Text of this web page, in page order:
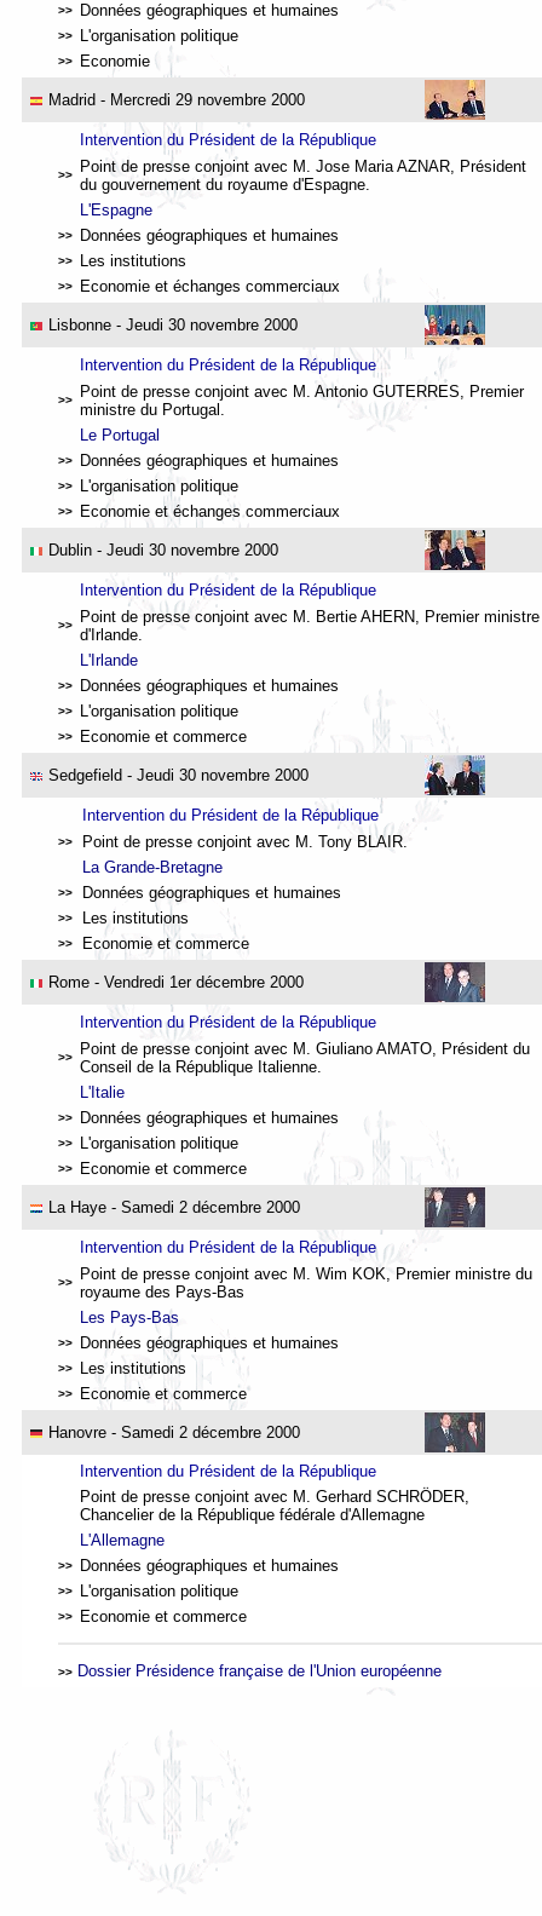
>> Données géographiques et humaines
>> L'organisation politique
>> Economie
Madrid - Mercredi 29 novembre 2000
Intervention du Président de la République
>>
Point de presse conjoint avec M. Jose Maria AZNAR, Président
du gouvernement du royaume d'Espagne.
L'Espagne
>> Données géographiques et humaines
>> Les institutions
>> Economie et échanges commerciaux
Lisbonne - Jeudi 30 novembre 2000
Intervention du Président de la République
>>
Point de presse conjoint avec M. Antonio GUTERRES, Premier
ministre du Portugal.
Le Portugal
>> Données géographiques et humaines
>> L'organisation politique
>> Economie et échanges commerciaux
Dublin - Jeudi 30 novembre 2000
Intervention du Président de la République
>>
Point de presse conjoint avec M. Bertie AHERN, Premier ministre
d'Irlande.
L'Irlande
>> Données géographiques et humaines
>> L'organisation politique
>> Economie et commerce
Sedgefield - Jeudi 30 novembre 2000
Intervention du Président de la République
>>
Point de presse conjoint avec M. Tony BLAIR.
La Grande-Bretagne
>> Données géographiques et humaines
>> Les institutions
>> Economie et commerce
Rome - Vendredi 1er décembre 2000
Intervention du Président de la République
>>
Point de presse conjoint avec M. Giuliano AMATO, Président du
Conseil de la République Italienne.
L'Italie
>> Données géographiques et humaines
>> L'organisation politique
>> Economie et commerce
La Haye - Samedi 2 décembre 2000
Intervention du Président de la République
>>
Point de presse conjoint avec M. Wim KOK, Premier ministre du
royaume des Pays-Bas
Les Pays-Bas
>> Données géographiques et humaines
>> Les institutions
>> Economie et commerce
Hanovre - Samedi 2 décembre 2000
Intervention du Président de la République
Point de presse conjoint avec M. Gerhard SCHRÖDER,
Chancelier de la République fédérale d'Allemagne
L'Allemagne
>> Données géographiques et humaines
>> L'organisation politique
>> Economie et commerce
>> Dossier Présidence française de l'Union européenne